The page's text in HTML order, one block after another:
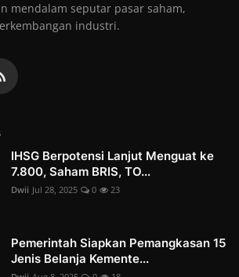
mendalam seputar pasar saham,
industri.
IHSG Berpotensi Lanjut Menguat ke
7.800, Saham BRIS, TO...
Dwii Jul 28, 2025 0 23
Pemerintah Siapkan Pemangkasan 15
Jenis Belanja Kemente...